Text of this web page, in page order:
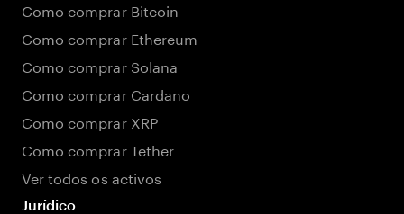
Como comprar Bitcoin
Como comprar Ethereum
Como comprar Solana
Como comprar Cardano
Como comprar XRP
Como comprar Tether
Ver todos os activos
Jurídico